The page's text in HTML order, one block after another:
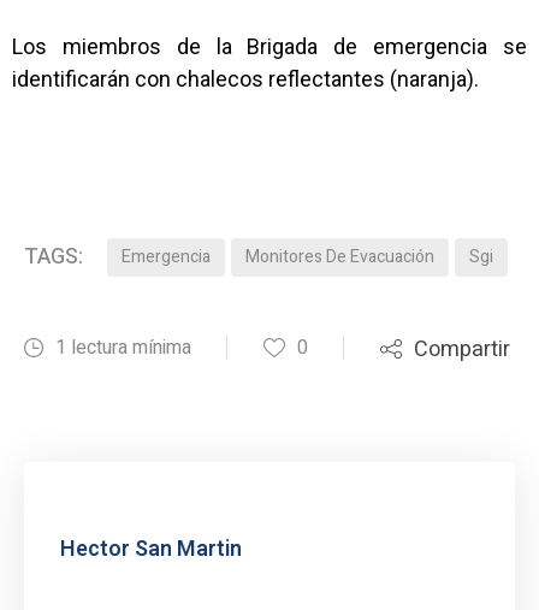
Los miembros de la Brigada de emergencia se
identificarán con chalecos reflectantes (naranja).
TAGS: Emergencia Monitores De Evacuación Sgi
1 lectura mínima 0 Compartir
Hector San Martin